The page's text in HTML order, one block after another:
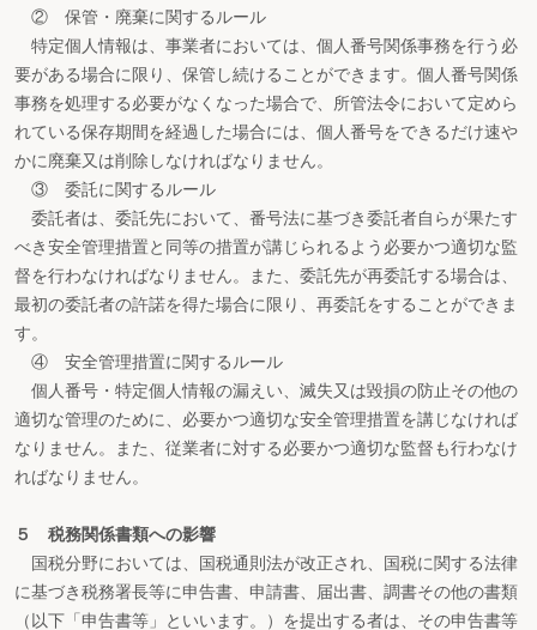
② 保管・廃棄に関するルール
特定個人情報は、事業者においては、個人番号関係事務を行う必
要がある場合に限り、保管し続けることができます。個人番号関係
事務を処理する必要がなくなった場合で、所管法令において定めら
れている保存期間を経過した場合には、個人番号をできるだけ速や
かに廃棄又は削除しなければなりません。
③ 委託に関するルール
委託者は、委託先において、番号法に基づき委託者自らが果たす
べき安全管理措置と同等の措置が講じられるよう必要かつ適切な監
督を行わなければなりません。また、委託先が再委託する場合は、
最初の委託者の許諾を得た場合に限り、再委託をすることができま
す。
④ 安全管理措置に関するルール
個人番号・特定個人情報の漏えい、滅失又は毀損の防止その他の
適切な管理のために、必要かつ適切な安全管理措置を講じなければ
なりません。また、従業者に対する必要かつ適切な監督も行わなけ
ればなりません。
５ 税務関係書類への影響
国税分野においては、国税通則法が改正され、国税に関する法律
に基づき税務署長等に申告書、申請書、届出書、調書その他の書類
（以下「申告書等」といいます。）を提出する者は、その申告書等